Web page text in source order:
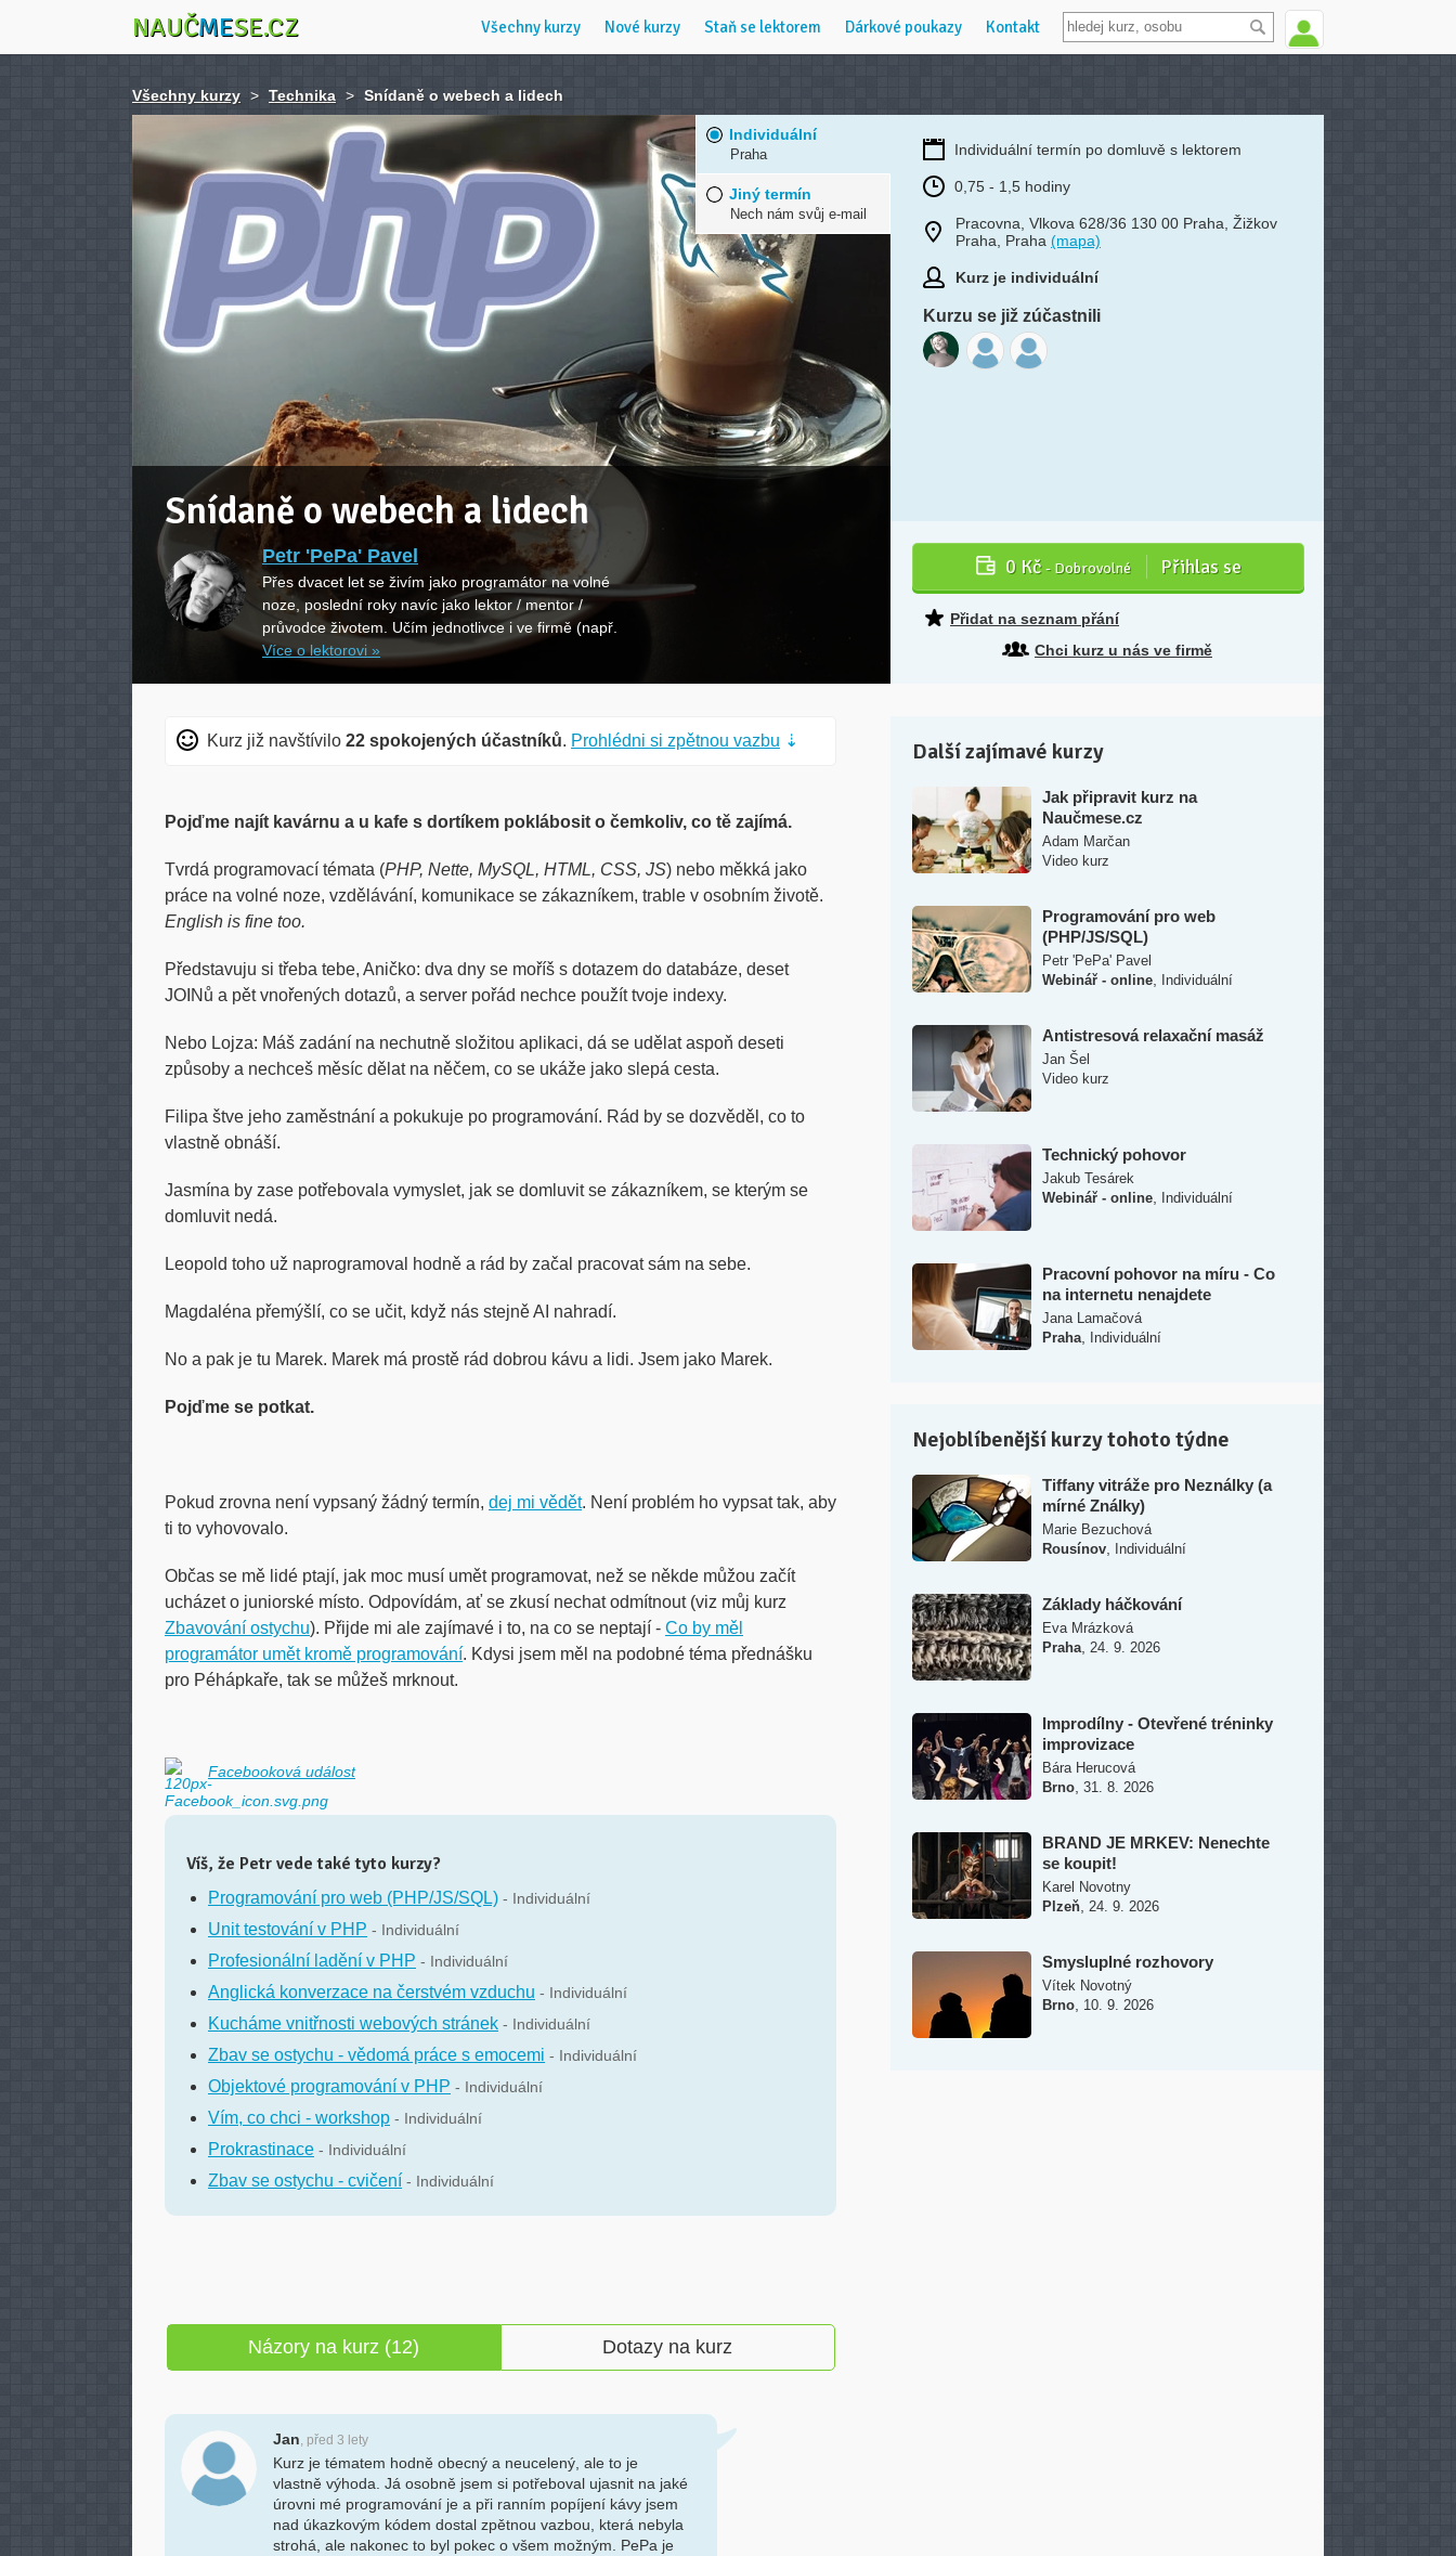
NAUČMESE.CZ Všechny kurzy Nové kurzy Staň se lektorem Dárkové poukazy Kontakt
Všechny kurzy > Technika > Snídaně o webech a lidech
Snídaně o webech a lidech
Petr 'PePa' Pavel
Přes dvacet let se živím jako programátor na volné
noze, poslední roky navíc jako lektor / mentor /
průvodce životem. Učím jednotlivce i ve firmě (např.
Více o lektorovi »
Individuální
Praha
Jiný termín
Nech nám svůj e-mail
Individuální termín po domluvě s lektorem
0,75 - 1,5 hodiny
Pracovna, Vlkova 628/36 130 00 Praha, Žižkov
Praha, Praha (mapa)
Kurz je individuální
Kurzu se již zúčastnili
0 Kč- Dobrovolné Přihlas se
Přidat na seznam přání
Chci kurz u nás ve firmě
Kurz již navštívilo 22 spokojených účastníků. Prohlédni si zpětnou vazbu ⇣
Pojďme najít kavárnu a u kafe s dortíkem poklábosit o čemkoliv, co tě zajímá.
Tvrdá programovací témata (PHP, Nette, MySQL, HTML, CSS, JS) nebo měkká jako
práce na volné noze, vzdělávání, komunikace se zákazníkem, trable v osobním životě.
English is fine too.
Představuju si třeba tebe, Aničko: dva dny se moříš s dotazem do databáze, deset
JOINů a pět vnořených dotazů, a server pořád nechce použít tvoje indexy.
Nebo Lojza: Máš zadání na nechutně složitou aplikaci, dá se udělat aspoň deseti
způsoby a nechceš měsíc dělat na něčem, co se ukáže jako slepá cesta.
Filipa štve jeho zaměstnání a pokukuje po programování. Rád by se dozvěděl, co to
vlastně obnáší.
Jasmína by zase potřebovala vymyslet, jak se domluvit se zákazníkem, se kterým se
domluvit nedá.
Leopold toho už naprogramoval hodně a rád by začal pracovat sám na sebe.
Magdaléna přemýšlí, co se učit, když nás stejně AI nahradí.
No a pak je tu Marek. Marek má prostě rád dobrou kávu a lidi. Jsem jako Marek.
Pojďme se potkat.
Pokud zrovna není vypsaný žádný termín, dej mi vědět. Není problém ho vypsat tak, aby
ti to vyhovovalo.
Občas se mě lidé ptají, jak moc musí umět programovat, než se někde můžou začít
ucházet o juniorské místo. Odpovídám, ať se zkusí nechat odmítnout (viz můj kurz
Zbavování ostychu). Přijde mi ale zajímavé i to, na co se neptají - Co by měl
programátor umět kromě programování. Kdysi jsem měl na podobné téma přednášku
pro Péhápkaře, tak se můžeš mrknout.
Facebooková událost
Víš, že Petr vede také tyto kurzy?
Programování pro web (PHP/JS/SQL) - Individuální
Unit testování v PHP - Individuální
Profesionální ladění v PHP - Individuální
Anglická konverzace na čerstvém vzduchu - Individuální
Kucháme vnitřnosti webových stránek - Individuální
Zbav se ostychu - vědomá práce s emocemi - Individuální
Objektové programování v PHP - Individuální
Vím, co chci - workshop - Individuální
Prokrastinace - Individuální
Zbav se ostychu - cvičení - Individuální
Názory na kurz (12) Dotazy na kurz
Jan, před 3 lety
Kurz je tématem hodně obecný a neucelený, ale to je
vlastně výhoda. Já osobně jsem si potřeboval ujasnit na jaké
úrovni mé programování je a při ranním popíjení kávy jsem
nad úkazkovým kódem dostal zpětnou vazbou, která nebyla
strohá, ale nakonec to byl pokec o všem možným. PePa je
Další zajímavé kurzy
Jak připravit kurz na
Naučmese.cz
Adam Marčan
Video kurz
Programování pro web
(PHP/JS/SQL)
Petr 'PePa' Pavel
Webinář - online
Individuální
Antistresová relaxační masáž
Jan Šel
Video kurz
Technický pohovor
Jakub Tesárek
Webinář - online
Individuální
Pracovní pohovor na míru - Co
na internetu nenajdete
Jana Lamačová
Praha
Individuální
Nejoblíbenější kurzy tohoto týdne
Tiffany vitráže pro Neználky (a
mírné Ználky)
Marie Bezuchová
Rousínov
Individuální
Základy háčkování
Eva Mrázková
Praha 24. 9. 2026
Improdílny - Otevřené tréninky
improvizace
Bára Herucová
Brno 31. 8. 2026
BRAND JE MRKEV: Nenechte
se koupit!
Karel Novotny
Plzeň 24. 9. 2026
Smysluplné rozhovory
Vítek Novotný
Brno 10. 9. 2026